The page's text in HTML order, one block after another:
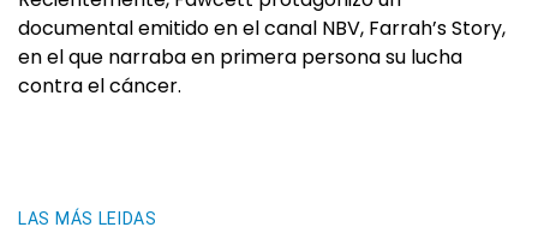
documental emitido en el canal NBV, Farrah’s Story,
en el que narraba en primera persona su lucha
contra el cáncer.
LAS MÁS LEIDAS